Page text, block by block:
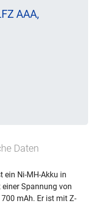
AAA,
Daten
ein Ni-MH-Akku in
Spannung von
mAh. Er ist mit Z-